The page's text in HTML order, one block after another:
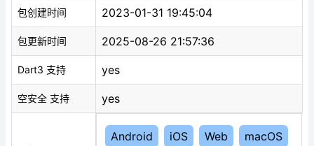
包创建时间 2023-01-31 19:45:04
包更新时间 2025-08-26 21:57:36
Dart3 支持 yes
空安全 支持 yes
Android iOS Web macOS